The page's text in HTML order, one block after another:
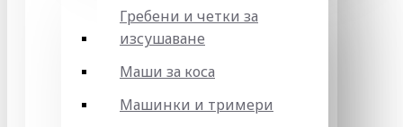
Гребени и четки за
изсушаване
Маши за коса
Машинки и тримери